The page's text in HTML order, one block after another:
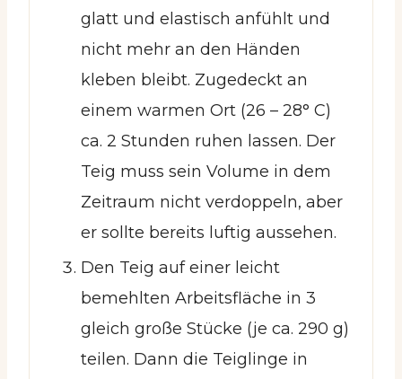
glatt und elastisch anfühlt und
nicht mehr an den Händen
kleben bleibt. Zugedeckt an
einem warmen Ort (26 – 28° C)
ca. 2 Stunden ruhen lassen. Der
Teig muss sein Volume in dem
Zeitraum nicht verdoppeln, aber
er sollte bereits luftig aussehen.
Den Teig auf einer leicht
bemehlten Arbeitsfläche in 3
gleich große Stücke (je ca. 290 g)
teilen. Dann die Teiglinge in